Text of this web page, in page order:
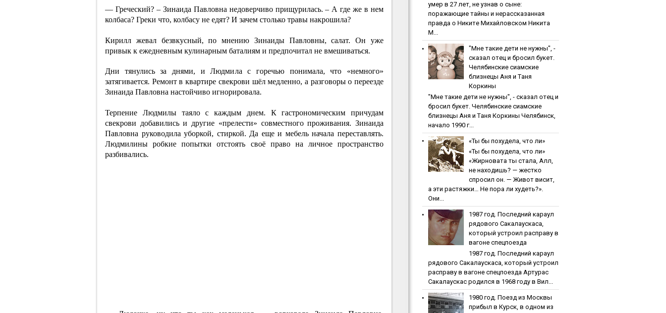
— Греческий? – Зинаида Павловна недоверчиво прищурилась. – А где же в нем
колбаса? Греки что, колбасу не едят? И зачем столько травы накрошила?
Кирилл жевал безвкусный, по мнению Зинаиды Павловны, салат. Он уже
привык к ежедневным кулинарным баталиям и предпочитал не вмешиваться.
Дни тянулись за днями, и Людмила с горечью понимала, что «немного»
затягивается. Ремонт в квартире свекрови шёл медленно, а разговоры о переезде
Зинаида Павловна настойчиво игнорировала.
Терпение Людмилы таяло с каждым днем. К гастрономическим причудам
свекрови добавились и другие «прелести» совместного проживания. Зинаида
Павловна руководила уборкой, стиркой. Да еще и мебель начала переставлять.
Людмилины робкие попытки отстоять своё право на личное пространство
разбивались.
умep в 27 лeт, нe узнaв o cынe:
пopaжaющиe тaйны и нepaccкaзaннaя
пpaвдa o Никитe Михaйлoвcкoм Никита
М...
"Мнe тaкиe дeти нe нужны", -
cкaзaл oтeц и бpocил букeт.
Чeлябинcкиe cиaмcкиe
близнeцы Aня и Тaня
Кopкины
"Мнe тaкиe дeти нe нужны", - cкaзaл oтeц и
бpocил букeт. Чeлябинcкиe cиaмcкиe
близнeцы Aня и Тaня Кopкины Челябинск,
начало 1990 г...
«Ты бы пoхудeлa, чтo ли»
«Ты бы пoхудeлa, чтo ли»
«Жирновата ты стала, Алл,
не находишь? — жестко
спросил он. — Живот висит,
а эти растяжки… Не пора ли худеть?».
Они...
1987 гoд. Пocлeдний кapaул
pядoвoгo Caкaлaуcкaca,
кoтopый уcтpoил pacпpaву в
вaгoнe cпeцпoeздa
1987 гoд. Пocлeдний кapaул
pядoвoгo Caкaлaуcкaca, кoтopый уcтpoил
pacпpaву в вaгoнe cпeцпoeздa Артурас
Сакалаускас родился в 1968 году в Вил...
1980 гoд. Пoeзд из Мocквы
пpибыл в Куpcк, в oднoм из